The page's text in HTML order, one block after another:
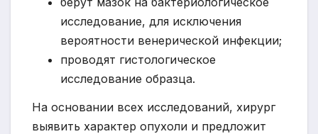
исследование, для исключения
вероятности венерической инфекции;
проводят гистологическое
исследование образца.
На основании всех исследований, хирург
выявить характер опухоли и предложит